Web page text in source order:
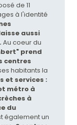
de 11
à l'identité
aussi
Au coeur du
prend
centres
habitants la
et services :
métro à
à
du
également un